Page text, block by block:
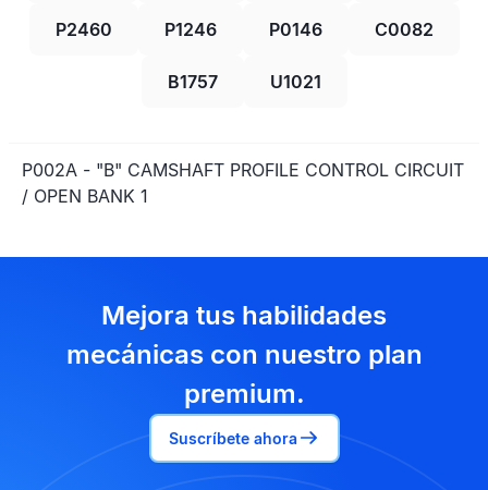
P2460 P1246 P0146 C0082
B1757 U1021
P002A - "B" CAMSHAFT PROFILE CONTROL CIRCUIT
/ OPEN BANK 1
Mejora tus habilidades
mecánicas con nuestro plan
premium.
Suscríbete ahora